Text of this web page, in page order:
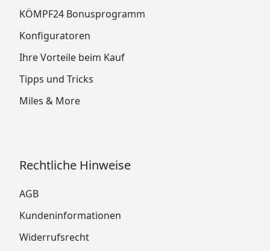
KÖMPF24 Bonusprogramm
Konfiguratoren
Ihre Vorteile beim Kauf
Tipps und Tricks
Miles & More
Rechtliche Hinweise
AGB
Kundeninformationen
Widerrufsrecht